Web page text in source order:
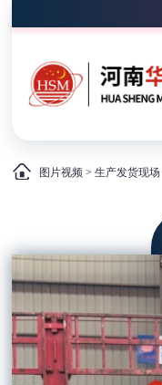
图片视频 >生产发货现场